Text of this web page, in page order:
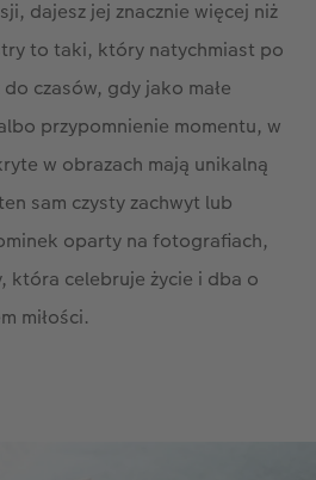
dajesz jej znacznie więcej niż
to taki, który natychmiast po
czasów, gdy jako małe
przypomnienie momentu, w
w obrazach mają unikalną
sam czysty zachwyt lub
oparty na fotografiach,
która celebruje życie i dba o
miłości.